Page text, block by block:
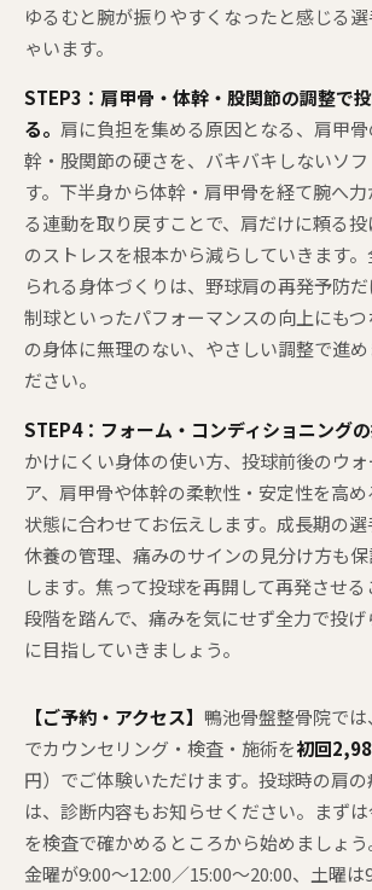
ゆるむと腕が振りやすくなったと感じる
ゃいます。
STEP3：肩甲骨・体幹・股関節の調整で
る。 肩に負担を集める原因となる、肩甲
幹・股関節の硬さを、バキバキしないソ
す。下半身から体幹・肩甲骨を経て腕へ
る連動を取り戻すことで、肩だけに頼る
のストレスを根本から減らしていきます
られる身体づくりは、野球肩の再発予防
制球といったパフォーマンスの向上にも
の身体に無理のない、やさしい調整で進
ださい。
STEP4：フォーム・コンディショニングの
かけにくい身体の使い方、投球前後のウ
ア、肩甲骨や体幹の柔軟性・安定性を高
状態に合わせてお伝えします。成長期の
休養の管理、痛みのサインの見分け方も
します。焦って投球を再開して再発させる
段階を踏んで、痛みを気にせず全力で投
に目指していきましょう。
【ご予約・アクセス】 鴨池骨盤整骨院で
でカウンセリング・検査・施術を初回
円）でご体験いただけます。投球時の肩
は、診断内容もお知らせください。まず
を検査で確かめるところから始めましょ
金曜が9:00〜12:00／15:00〜20:00、土曜は